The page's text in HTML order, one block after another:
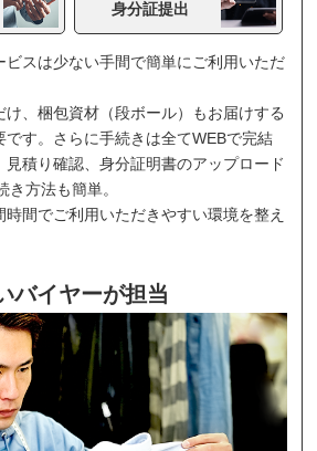
身分証提出
ビスは少ない手間で簡単にご利用いただ
け、梱包資材（段ボール）もお届けする
です。さらに手続きは全てWEBで完結
見積り確認、身分証明書のアップロード
き方法も簡単。
間でご利用いただきやすい環境を整え
バイヤーが担当